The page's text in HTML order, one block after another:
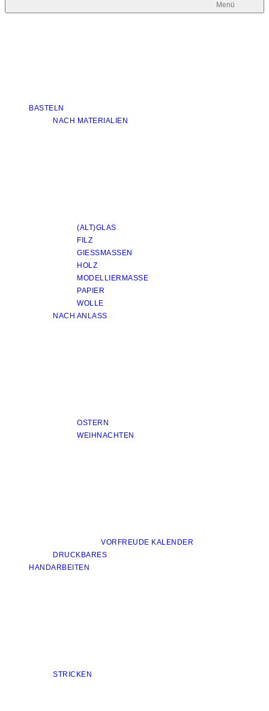
Menü
BASTELN
NACH MATERIALIEN
(ALT)GLAS
FILZ
GIESSMASSEN
HOLZ
MODELLIERMASSE
PAPIER
WOLLE
NACH ANLASS
OSTERN
WEIHNACHTEN
VORFREUDE KALENDER
DRUCKBARES
HANDARBEITEN
STRICKEN